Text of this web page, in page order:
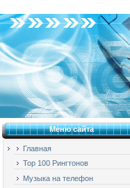
Меню сайта
Главная
Top 100 Рингтонов
Музыка на телефон